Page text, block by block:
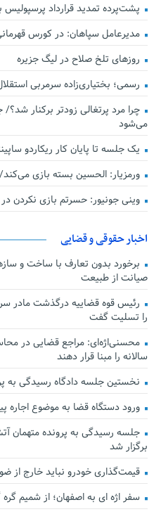
پشت‌پرده تمدید قرارداد
مدیرعامل سپاهان: در کورس
روزهای تلخ صلاح در لیگ جزیره
رسمی؛ بختیاری‌زاده سرمربی
چرا مرد پرتغالی زودتر برکنار
می‌شود
یک جلسه تا پایان کار ریکاردو
ورمزیار: الحسین بسته بازی
وینی جونیور: حسرتم بازی نکردن در
اخبار حقوقی و قضایی
برخورد بدون تعارف با ساخت‌ و
صیانت از طبیعت
رئیس قوه قضاییه درگذشت مادر
را تسلیت گفت
محسنی‌اژه‌ای: مراجع قضایی در
سالانه را مبنا قرار دهند
نخستین جلسه دادگاه رسیدگی به
ورود دستگاه قضا به موضوع اجاره
جلسه رسیدگی به پرونده
برگزار شد
قیمت‌گذاری خودرو نباید خارج از
سفر اژه ای به اصفهان؛ از شمیم